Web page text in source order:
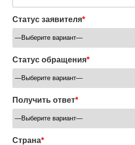
Статус заявителя*
Статус обращения*
Получить ответ*
Страна*